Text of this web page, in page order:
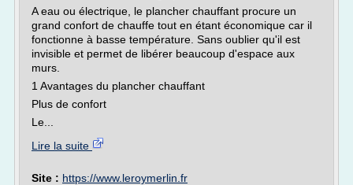
A eau ou électrique, le plancher chauffant procure un
grand confort de chauffe tout en étant économique car il
fonctionne à basse température. Sans oublier qu'il est
invisible et permet de libérer beaucoup d'espace aux
murs.
1 Avantages du plancher chauffant
Plus de confort
Le...
Lire la suite
Site : https://www.leroymerlin.fr